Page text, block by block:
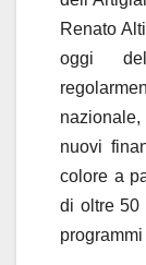
Renato
oggi
nuovi
colore a
di oltre 50